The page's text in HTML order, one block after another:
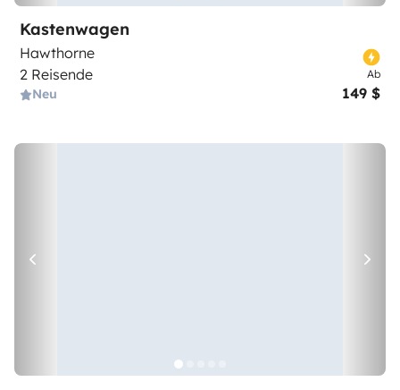
Kastenwagen
Hawthorne
2 Reisende
Neu
Ab
149 $